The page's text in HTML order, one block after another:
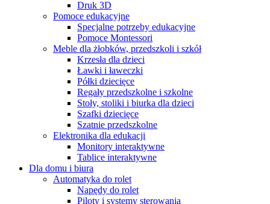
Druk 3D
Pomoce edukacyjne
Specjalne potrzeby edukacyjne
Pomoce Montessori
Meble dla żłobków, przedszkoli i szkół
Krzesła dla dzieci
Ławki i ławeczki
Półki dziecięce
Regały przedszkolne i szkolne
Stoły, stoliki i biurka dla dzieci
Szafki dziecięce
Szatnie przedszkolne
Elektronika dla edukacji
Monitory interaktywne
Tablice interaktywne
Dla domu i biura
Automatyka do rolet
Napędy do rolet
Piloty i systemy sterowania